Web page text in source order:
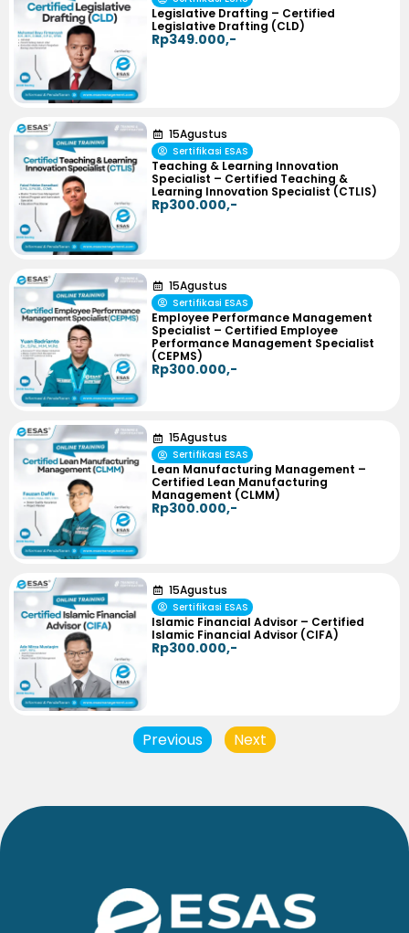
Legislative Drafting – Certified
Legislative Drafting (CLD)
Rp349.000,-
15Agustus
Sertifikasi ESAS
Teaching & Learning Innovation
Specialist – Certified Teaching &
Learning Innovation Specialist (CTLIS)
Rp300.000,-
15Agustus
Sertifikasi ESAS
Employee Performance Management
Specialist – Certified Employee
Performance Management Specialist
(CEPMS)
Rp300.000,-
15Agustus
Sertifikasi ESAS
Lean Manufacturing Management –
Certified Lean Manufacturing
Management (CLMM)
Rp300.000,-
15Agustus
Sertifikasi ESAS
Islamic Financial Advisor – Certified
Islamic Financial Advisor (CIFA)
Rp300.000,-
Previous Next